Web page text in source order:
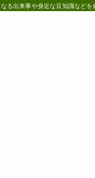
る出来事や身近な豆知識など